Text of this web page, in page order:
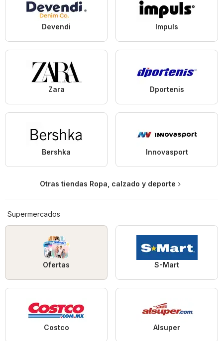
Devendi Impuls
Zara Dportenis
Bershka Innovasport
Otras tiendas Ropa, calzado y deporte
Supermercados
Ofertas S-Mart
Costco Alsuper